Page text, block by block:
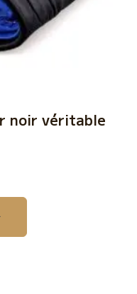
noir véritable